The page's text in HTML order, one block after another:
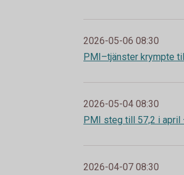
2026-05-06 08:30
PMI–tjänster krympte
2026-05-04 08:30
PMI steg till 57,2 i
2026-04-07 08:30